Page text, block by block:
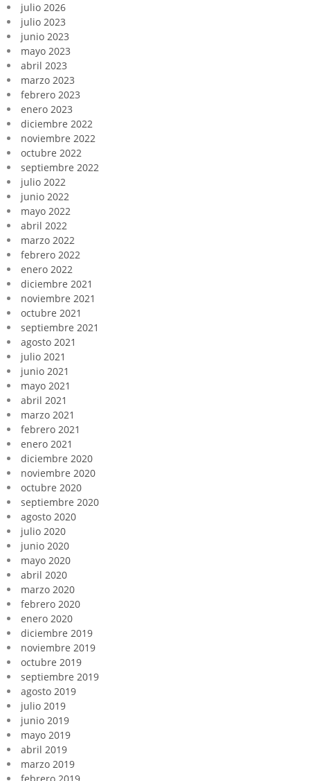
julio 2026
julio 2023
junio 2023
mayo 2023
abril 2023
marzo 2023
febrero 2023
enero 2023
diciembre 2022
noviembre 2022
octubre 2022
septiembre 2022
julio 2022
junio 2022
mayo 2022
abril 2022
marzo 2022
febrero 2022
enero 2022
diciembre 2021
noviembre 2021
octubre 2021
septiembre 2021
agosto 2021
julio 2021
junio 2021
mayo 2021
abril 2021
marzo 2021
febrero 2021
enero 2021
diciembre 2020
noviembre 2020
octubre 2020
septiembre 2020
agosto 2020
julio 2020
junio 2020
mayo 2020
abril 2020
marzo 2020
febrero 2020
enero 2020
diciembre 2019
noviembre 2019
octubre 2019
septiembre 2019
agosto 2019
julio 2019
junio 2019
mayo 2019
abril 2019
marzo 2019